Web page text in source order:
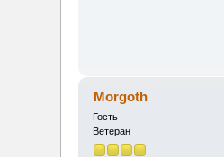
Morgoth
Гость
Ветеран